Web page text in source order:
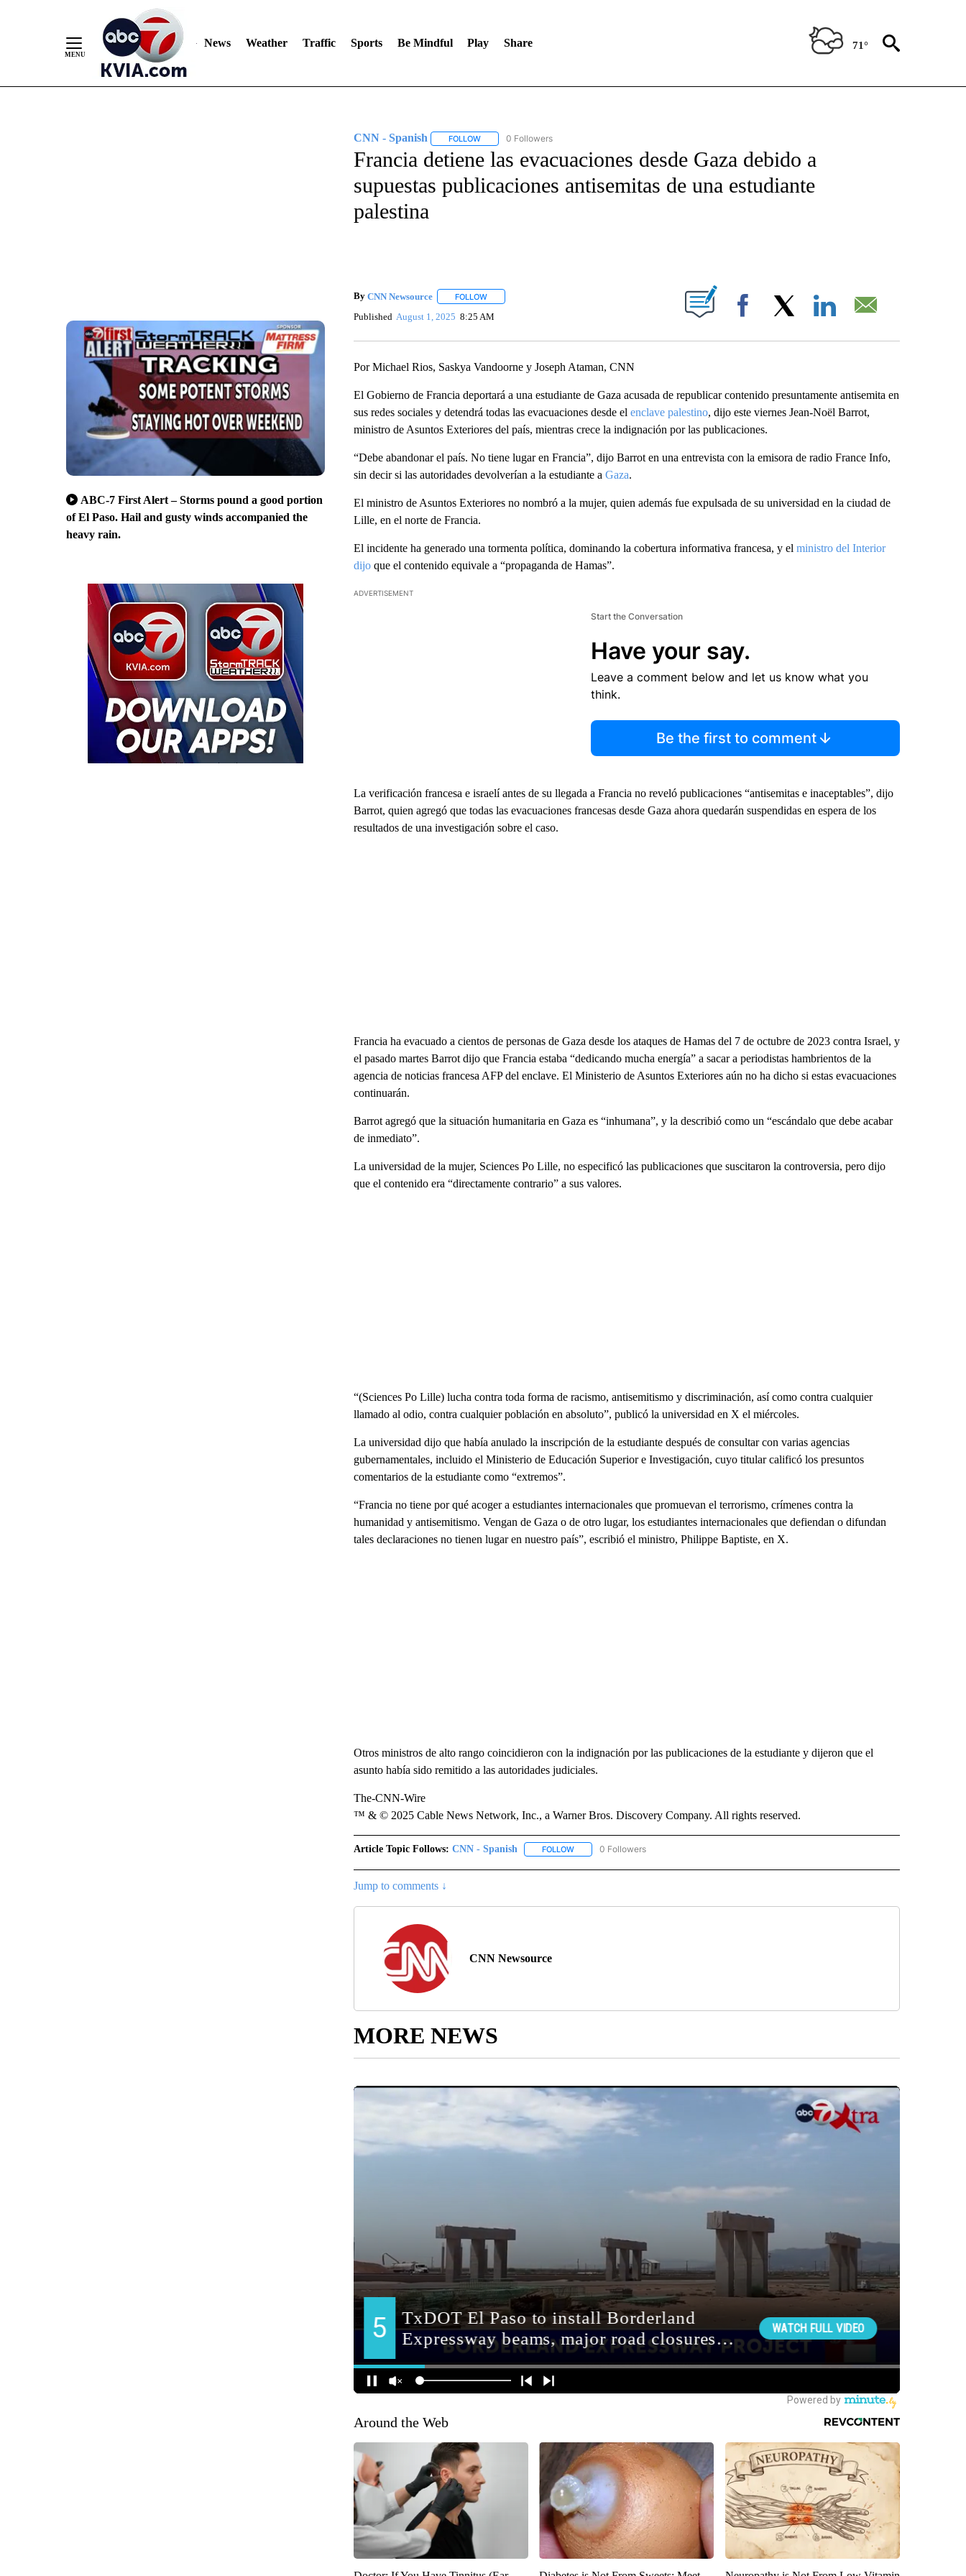
News Weather Traffic Sports Be Mindful Play Share 71°
ABC-7 First Alert – Storms pound a good portion
of El Paso. Hail and gusty winds accompanied the
heavy rain.
CNN - Spanish FOLLOWFOLLOW "CNN - SPANISH" TO RECEIVE NOTIFICATIONS ABOUT NEW PAGES ON "CNN - SPANISH".
0 Followers
Francia detiene las evacuaciones desde Gaza debido a
supuestas publicaciones antisemitas de una estudiante
palestina
By CNN Newsource FOLLOWFOLLOW "" TO RECEIVE NOTIFICATIONS ABOUT NEW PAGES ON "".
Published August 1, 2025 8:25 AM Facebook
Por Michael Rios, Saskya Vandoorne y Joseph Ataman, CNN
El Gobierno de Francia deportará a una estudiante de Gaza acusada de republicar contenido presuntamente antisemita en
sus redes sociales y detendrá todas las evacuaciones desde el enclave palestino, dijo este viernes Jean-Noël Barrot,
ministro de Asuntos Exteriores del país, mientras crece la indignación por las publicaciones.
“Debe abandonar el país. No tiene lugar en Francia”, dijo Barrot en una entrevista con la emisora de radio France Info,
sin decir si las autoridades devolverían a la estudiante a Gaza.
El ministro de Asuntos Exteriores no nombró a la mujer, quien además fue expulsada de su universidad en la ciudad de
Lille, en el norte de Francia.
El incidente ha generado una tormenta política, dominando la cobertura informativa francesa, y el ministro del Interior
dijo que el contenido equivale a “propaganda de Hamas”.
ADVERTISEMENT
Start the Conversation
Have your say.
Leave a comment below and let us know what you
think.
Be the first to comment
La verificación francesa e israelí antes de su llegada a Francia no reveló publicaciones “antisemitas e inaceptables”, dijo
Barrot, quien agregó que todas las evacuaciones francesas desde Gaza ahora quedarán suspendidas en espera de los
resultados de una investigación sobre el caso.
Francia ha evacuado a cientos de personas de Gaza desde los ataques de Hamas del 7 de octubre de 2023 contra Israel, y
el pasado martes Barrot dijo que Francia estaba “dedicando mucha energía” a sacar a periodistas hambrientos de la
agencia de noticias francesa AFP del enclave. El Ministerio de Asuntos Exteriores aún no ha dicho si estas evacuaciones
continuarán.
Barrot agregó que la situación humanitaria en Gaza es “inhumana”, y la describió como un “escándalo que debe acabar
de inmediato”.
La universidad de la mujer, Sciences Po Lille, no especificó las publicaciones que suscitaron la controversia, pero dijo
que el contenido era “directamente contrario” a sus valores.
“(Sciences Po Lille) lucha contra toda forma de racismo, antisemitismo y discriminación, así como contra cualquier
llamado al odio, contra cualquier población en absoluto”, publicó la universidad en X el miércoles.
La universidad dijo que había anulado la inscripción de la estudiante después de consultar con varias agencias
gubernamentales, incluido el Ministerio de Educación Superior e Investigación, cuyo titular calificó los presuntos
comentarios de la estudiante como “extremos”.
“Francia no tiene por qué acoger a estudiantes internacionales que promuevan el terrorismo, crímenes contra la
humanidad y antisemitismo. Vengan de Gaza o de otro lugar, los estudiantes internacionales que defiendan o difundan
tales declaraciones no tienen lugar en nuestro país”, escribió el ministro, Philippe Baptiste, en X.
Otros ministros de alto rango coincidieron con la indignación por las publicaciones de la estudiante y dijeron que el
asunto había sido remitido a las autoridades judiciales.
The-CNN-Wire
™ & © 2025 Cable News Network, Inc., a Warner Bros. Discovery Company. All rights reserved.
Article Topic Follows: CNN - Spanish FOLLOWFOLLOW "CNN - SPANISH" TO RECEIVE NOTIFICATIONS ABOUT NEW PAGES ON "CNN - SPANISH".
0 Followers
Jump to comments ↓
CNN Newsource
MORE NEWS
Around the Web